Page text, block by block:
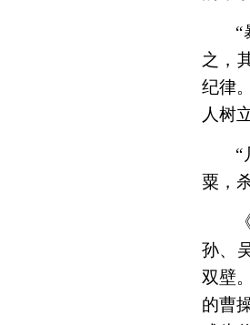
“
之，
纪律
人树
“
粟，
孙、
双壁
的曹